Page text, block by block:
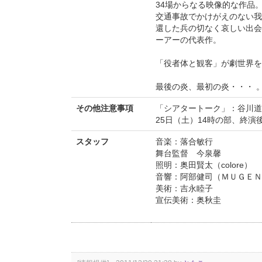
34場からなる映像的な作品
交通事故でかけがえのない
還した兵の切なく哀しい出
ーアーの代表作。
「役者体と観客」が劇世界
最後の炎、最初の炎・・・
その他注意事項
「シアタートーク」：谷川
25日（土）14時の部、終演
スタッフ
音楽：落合敏行
舞台監督 今泉馨
照明：奥田賢太（colore）
音響：阿部健司（ＭＵＧＥ
美術：吉永睦子
宣伝美術：奥秋圭